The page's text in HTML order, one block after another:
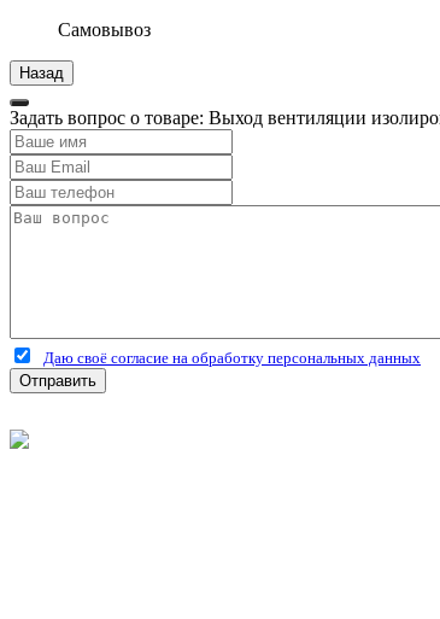
Самовывоз
Задать вопрос о товаре: Выход вентиляции
Даю своё согласие на обработку персональных данных
Отправить